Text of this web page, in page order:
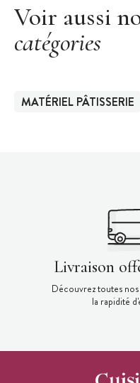
Voir aussi
catégories
MATÉRIEL PÂTISSERIE
Livraison
Découvrez toutes
la rapidité